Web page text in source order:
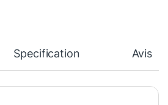
Specification Avis